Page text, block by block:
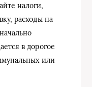
налоги,
расходы на
в дорогое
или